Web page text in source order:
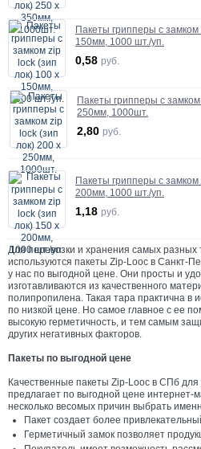
Пакеты грипперы с
150мм, 1000 шт./уп.
0,58 руб.
Пакеты грипперы с
250мм, 1000шт.
2,80 руб.
Пакеты грипперы с
200мм, 1000 шт./уп.
1,18 руб.
Для перевозки и хранения самых разных
используются пакеты Zip-Looc в Санкт-
у нас по выгодной цене. Они просты и
изготавливаются из качественного
полипропилена. Такая тара практична в
по низкой цене. Но самое главное с ее
высокую герметичность, и тем самым
других негативных факторов.
Пакеты по выгодной цене
Качественные пакеты Zip-Looc в СПб для
предлагает по выгодной цене интернет-
несколько весомых причин выбрать
Пакет создает более
Герметичный замок позволяет